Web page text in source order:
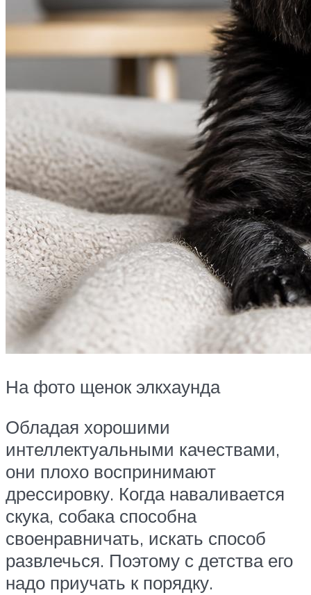
На фото щенок элкхаунда
Обладая хорошими
интеллектуальными качествами,
они плохо воспринимают
дрессировку. Когда наваливается
скука, собака способна
своенравничать, искать способ
развлечься. Поэтому с детства его
надо приучать к порядку.